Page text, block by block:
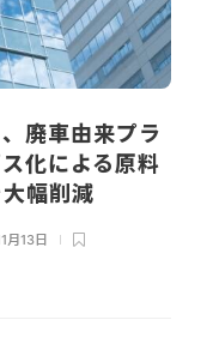
廃車由来プラ
化による原料
幅削減
月13日